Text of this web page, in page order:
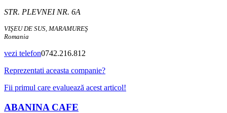
STR. PLEVNEI NR. 6A
VIŞEU DE SUS, MARAMUREŞ
Romania
vezi telefon0742.216.812
Reprezentati aceasta companie?
Fii primul care evaluează acest articol!
ABANINA CAFE